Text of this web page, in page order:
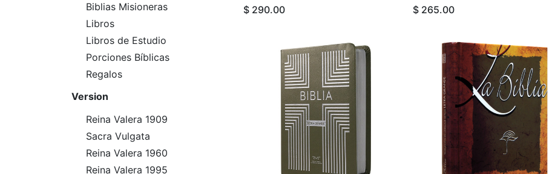
Biblias Misioneras
Libros
Libros de Estudio
Porciones Bíblicas
Regalos
Version
Reina Valera 1909
Sacra Vulgata
Reina Valera 1960
Reina Valera 1995
$ 290.00
$ 265.00